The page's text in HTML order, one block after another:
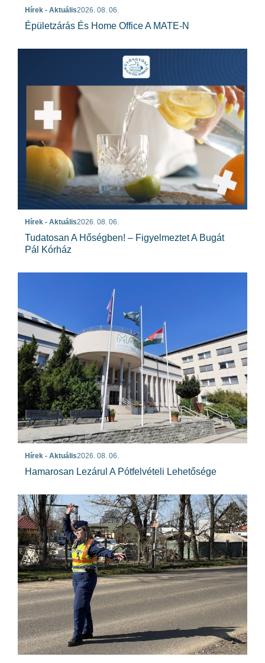
Hírek - Aktuális2026. 08. 06.
Épületzárás És Home Office A MATE-N
Hírek - Aktuális2026. 08. 06.
Tudatosan A Hőségben! – Figyelmeztet A Bugát
Pál Kórház
Hírek - Aktuális2026. 08. 06.
Hamarosan Lezárul A Pótfelvételi Lehetősége